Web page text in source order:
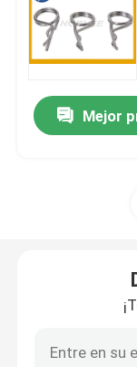
Muelle en
Puntales del
Muelle
Mejor